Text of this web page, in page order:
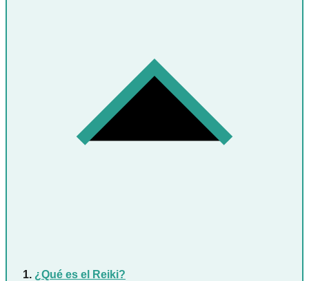
¿Qué es el Reiki?